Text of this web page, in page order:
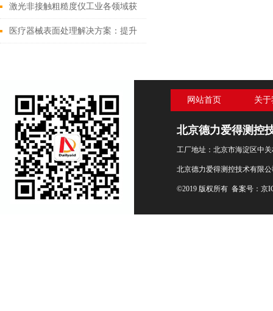
激光非接触粗糙度仪工业各领域获
得了广泛的应用和推崇
医疗器械表面处理解决方案：提升
网站首页 关
北京德力爱得测控
工厂地址：北京市海淀区中
北京德力爱得测控技术有限
©2019 版权所有 备案号： 京